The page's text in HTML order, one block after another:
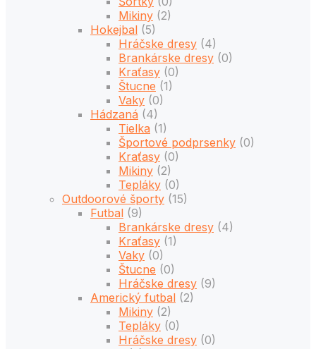
Mikiny (2)
Hokejbal (5)
Hráčske dresy (4)
Brankárske dresy (0)
Kraťasy (0)
Štucne (1)
Vaky (0)
Hádzaná (4)
Tielka (1)
Športové podprsenky (0)
Kraťasy (0)
Mikiny (2)
Tepláky (0)
Outdoorové športy (15)
Futbal (9)
Brankárske dresy (4)
Kraťasy (1)
Vaky (0)
Štucne (0)
Hráčske dresy (9)
Americký futbal (2)
Mikiny (2)
Tepláky (0)
Hráčske dresy (0)